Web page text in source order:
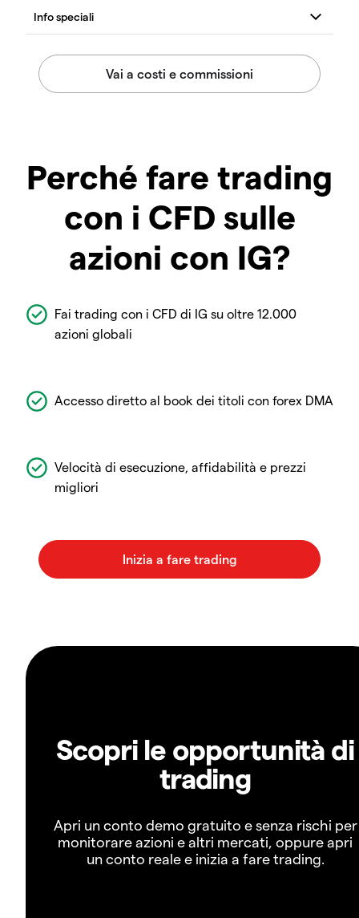
Perché fare trading
con i CFD sulle
azioni con IG?
Fai trading con i CFD di IG su oltre 12.000
azioni globali
Accesso diretto al book dei titoli con forex DMA
Velocità di esecuzione, affidabilità e prezzi
migliori
Scopri le opportunità di
trading
Apri un conto demo gratuito e senza rischi per
monitorare azioni e altri mercati, oppure apri
un conto reale e inizia a fare trading.